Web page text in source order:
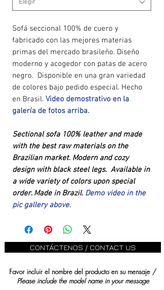
Elegir
Sofá seccional 100% de cuero y
fabricado con las mejores materias
primas del mercado brasileño. Diseño
moderno y acogedor con patas de acero
negro. Disponible en una gran variedad
de colores bajo pedido especial. Hecho
en Brasil. Video demostrativo en la
galería de fotos arriba.
Sectional sofa 100% leather and made
with the best raw materials on the
Brazilian market. Modern and cozy
design with black steel legs. Available in
a wide variety of colors upon special
order. Made in Brazil. Demo video in the
pic gallery above.
CONTÁCTENOS / CONTACT US
Favor incluir el nombre del producto en su mensaje /
Please include the model name in your message